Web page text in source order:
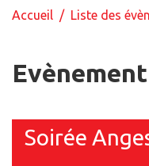
Accueil / Liste des
Evènement
Soirée